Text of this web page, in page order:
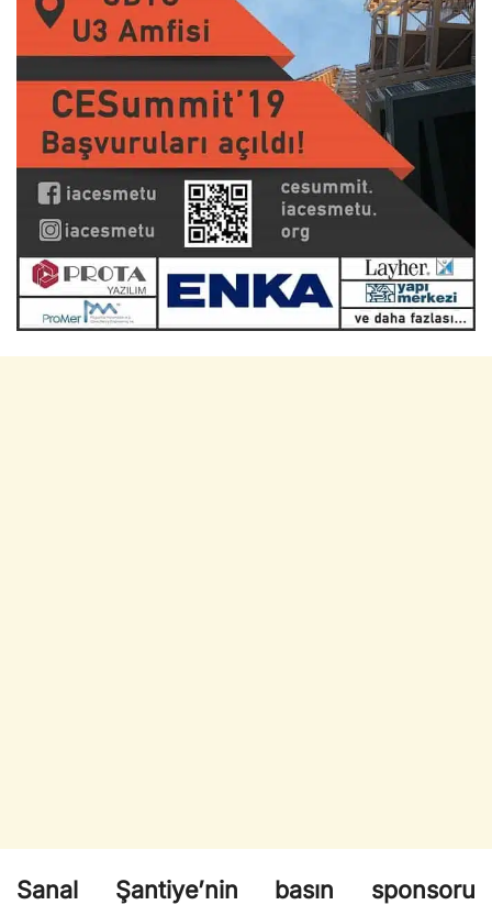
Sanal Şantiye’nin basın sponsoru